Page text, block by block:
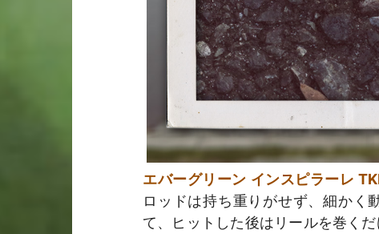
エバーグリーン インスピラーレ
ロッドは持ち重りがせず、細かく
て、ヒットした後はリールを巻く